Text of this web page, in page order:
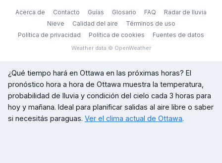
Acerca de Contacto Guías Glosario FAQ
Radar de lluvia
Nieve
Calidad del aire
Términos de uso
Política de privacidad
Política de cookies Fuentes de datos
Weather data © OpenWeather
¿Qué tiempo hará en Ottawa en las próximas horas? El
pronóstico hora a hora de Ottawa muestra la temperatura,
probabilidad de lluvia y condición del cielo cada 3 horas para
hoy y mañana. Ideal para planificar salidas al aire libre o saber
si necesitás paraguas. Ver el clima actual de Ottawa.